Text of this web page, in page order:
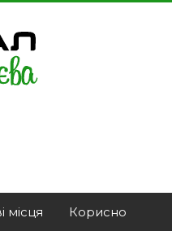
місця Корисно